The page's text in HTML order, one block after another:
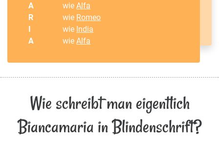
A
wieAlfa
R
wie Romeo
I
wie India
A
wieAlfa
Wie schreibt man eigentlich
Biancamaria in Blindenschrift?